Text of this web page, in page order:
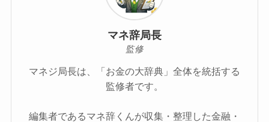
マネ辞局長
監修
マネジ局長は、「お金の大辞典」全体を統括する
監修者です。
編集者であるマネ辞くんが収集・整理した金融・